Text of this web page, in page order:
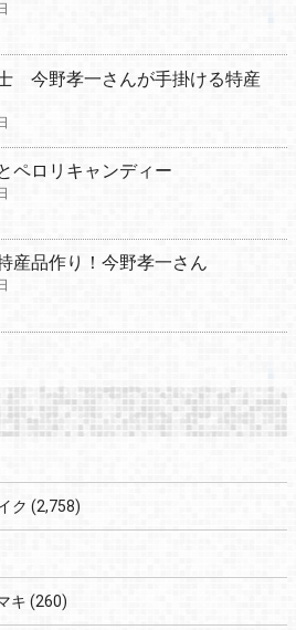
今野孝一さんが手掛ける特産
ペロリキャンディー
産品作り！今野孝一さん
ク (2,758)
キ (260)